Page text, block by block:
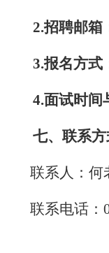
2.招聘邮箱
3.报名方式
4.面试时间
七、联系
联系人：何
联系电话：